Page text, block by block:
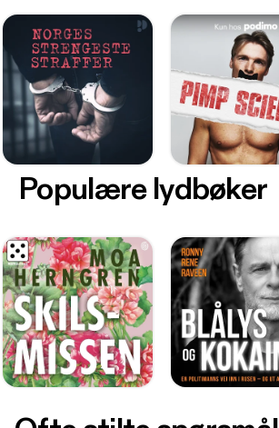
Populære lydbøker